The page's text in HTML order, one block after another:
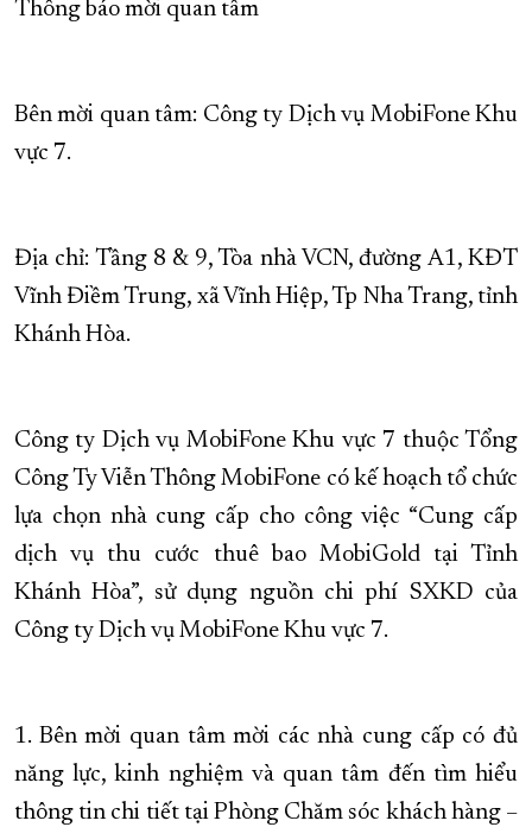
CHUNG TAY CẢI CÁCH HÀNH CHÍNH
KỶ NIỆM 370 NĂM XÂY DỰNG VÀ PHÁT TRIỂN TỈNH KHÁNH HÒA
KHOẢNH KHẮC ĐẸP XỨ TRẦM
ĐẠI HỘI ĐẢNG CÁC CẤP TRANG CHỦ VỀ BÁO KHÁNH HÒA
Thông báo mời quan tâm
Bên mời quan tâm: Công ty Dịch vụ MobiFone Khu
vực 7.
Địa chỉ: Tầng 8 & 9, Tòa nhà VCN, đường A1, KĐT
Vĩnh Điềm Trung, xã Vĩnh Hiệp, Tp Nha Trang, tỉnh
Khánh Hòa.
Công ty Dịch vụ MobiFone Khu vực 7 thuộc Tổng
Công Ty Viễn Thông MobiFone có kế hoạch tổ chức
lựa chọn nhà cung cấp cho công việc “Cung cấp
dịch vụ thu cước thuê bao MobiGold tại Tỉnh
Khánh Hòa”, sử dụng nguồn chi phí SXKD của
Công ty Dịch vụ MobiFone Khu vực 7.
1. Bên mời quan tâm mời các nhà cung cấp có đủ
năng lực, kinh nghiệm và quan tâm đến tìm hiểu
thông tin chi tiết tại Phòng Chăm sóc khách hàng –